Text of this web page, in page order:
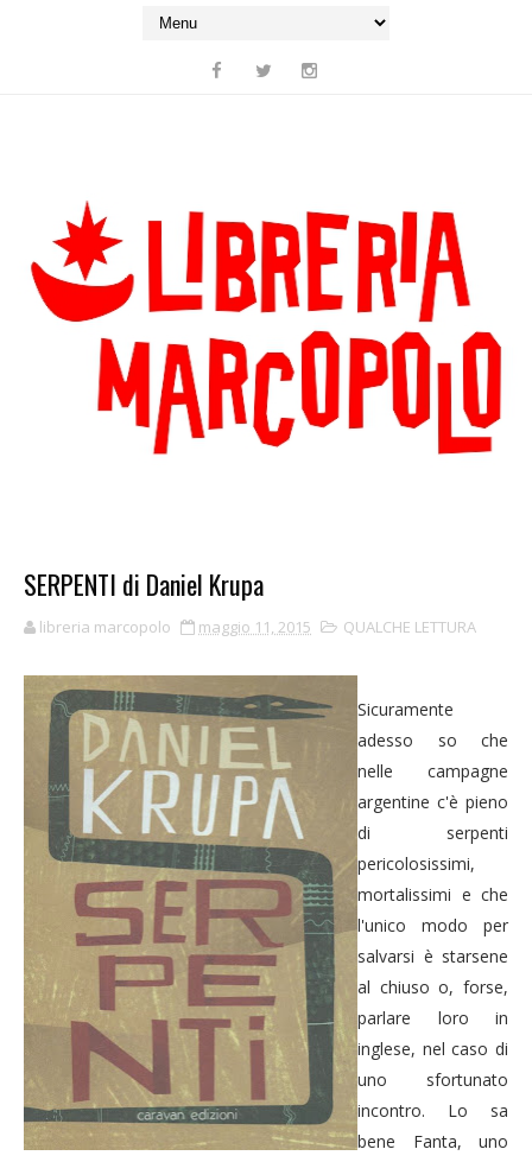
SERPENTI di Daniel Krupa
libreria marcopolo maggio 11, 2015 QUALCHE LETTURA
Sicuramente
adesso so che
nelle campagne
argentine c'è pieno
di serpenti
pericolosissimi,
mortalissimi e che
l'unico modo per
salvarsi è starsene
al chiuso o, forse,
parlare loro in
inglese, nel caso di
uno sfortunato
incontro. Lo sa
bene Fanta, uno